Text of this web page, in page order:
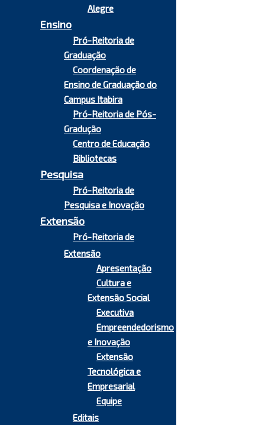
Alegre
Ensino
Pró-Reitoria de
Graduação
Coordenação de
Ensino de Graduação do
Campus Itabira
Pró-Reitoria de Pós-
Gradução
Centro de Educação
Bibliotecas
Pesquisa
Pró-Reitoria de
Pesquisa e Inovação
Extensão
Pró-Reitoria de
Extensão
Apresentação
Cultura e
Extensão Social
Executiva
Empreendedorismo
e Inovação
Extensão
Tecnológica e
Empresarial
Equipe
Editais